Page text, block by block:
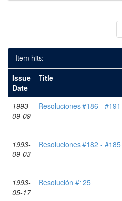
Item hits:
Issue
Date
Title
1993-
09-09
Resoluciones #186 - #191
1993-
09-03
Resoluciones #182 - #185
1993-
05-17
Resolución #125